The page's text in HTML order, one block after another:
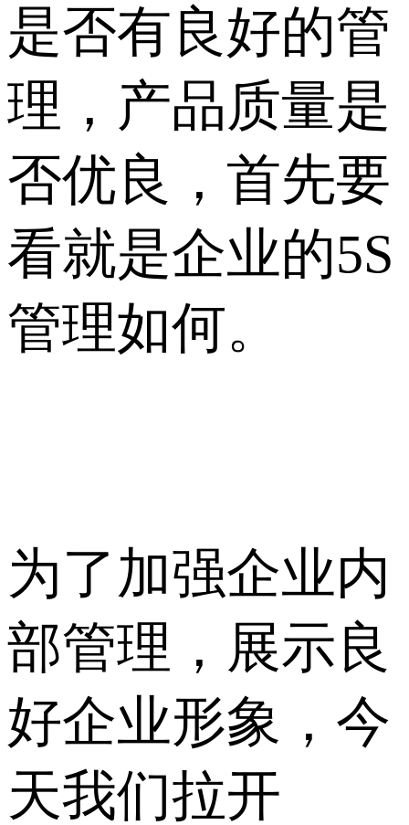
是否有良好的管
理，产品质量是
否优良，首先要
看就是企业的5S
管理如何。
为了加强企业内
部管理，展示良
好企业形象，今
天我们拉开